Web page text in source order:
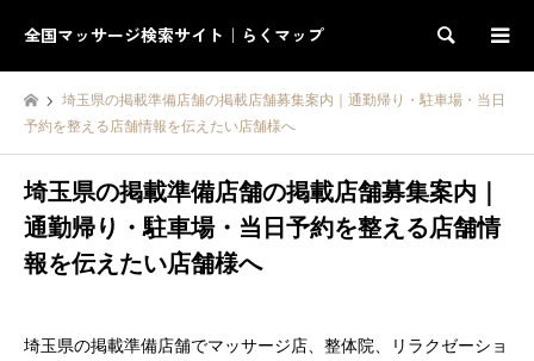
全国マッサージ検索サイト｜らくマップ 検索
埼玉県の掲載準備店舗の掲載店舗募集案内｜通勤帰り・駐車場・当日
予約を整える店舗情報を伝えたい店舗様へ
埼玉県の掲載準備店舗の掲載店舗募集案内｜
通勤帰り・駐車場・当日予約を整える店舗情
報を伝えたい店舗様へ
埼玉県の掲載準備店舗でマッサージ店、整体院、リラクゼーショ